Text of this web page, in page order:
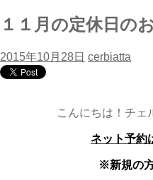
１１月の定休日の
2015年10月28日 cerbiatta
こんにちは！チェ
ネット予約
※新規の